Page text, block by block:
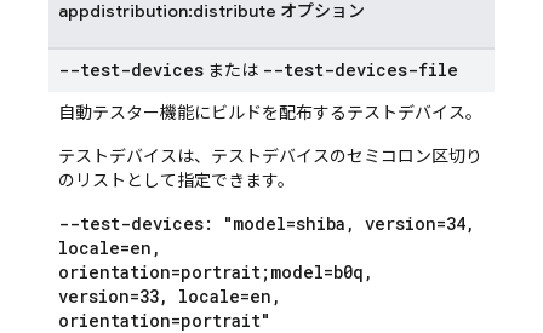
appdistribution:distribute オプション
--test-devices または --test-devices-file
自動テスター機能にビルドを配布するテストデバイス。
テストデバイスは、テストデバイスのセミコロン区切り
のリストとして指定できます。
--test-devices: "model=shiba , version=34,
locale=en ,
orientation=portrait;model=b0q ,
version=33, locale=en ,
orientation=portrait"